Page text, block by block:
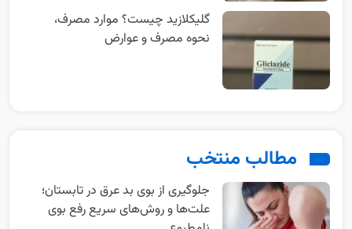
گلیکلازید چیست؟ موارد مصرف،
نحوه مصرف و عوارض
مطالب منتخب
جلوگیری از بوی بد عرق در تابستان؛
علت‌ها و روش‌های سریع رفع بوی